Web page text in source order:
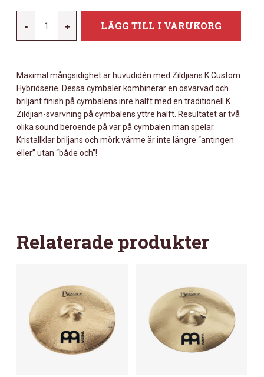
-
HYBRID
SPLASH
MÄNGD
+ LÄGG TILL I VARUKORG
Maximal mångsidighet är huvudidén med Zildjians K Custom
Hybridserie. Dessa cymbaler kombinerar en osvarvad och
briljant finish på cymbalens inre hälft med en traditionell K
Zildjian-svarvning på cymbalens yttre hälft. Resultatet är två
olika sound beroende på var på cymbalen man spelar.
Kristallklar briljans och mörk värme är inte längre “antingen
eller” utan “både och”!
Relaterade produkter